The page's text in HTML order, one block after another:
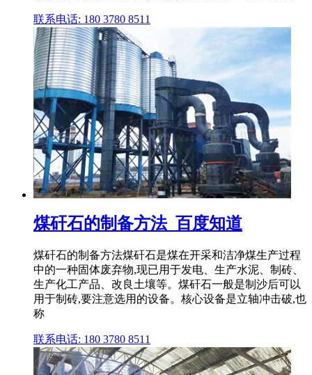
联系电话: 180 3780 8511
煤矸石的制备方法_百度知道
煤矸石的制备方法煤矸石是煤在开采和洁净煤生产过程
中的一种固体废弃物,现已用于发电、生产水泥、制砖、
生产化工产品、改良土壤等。煤矸石一般是制沙后可以
用于制砖,要注意选用的设备。核心设备是立轴冲击破,也
称
联系电话: 180 3780 8511